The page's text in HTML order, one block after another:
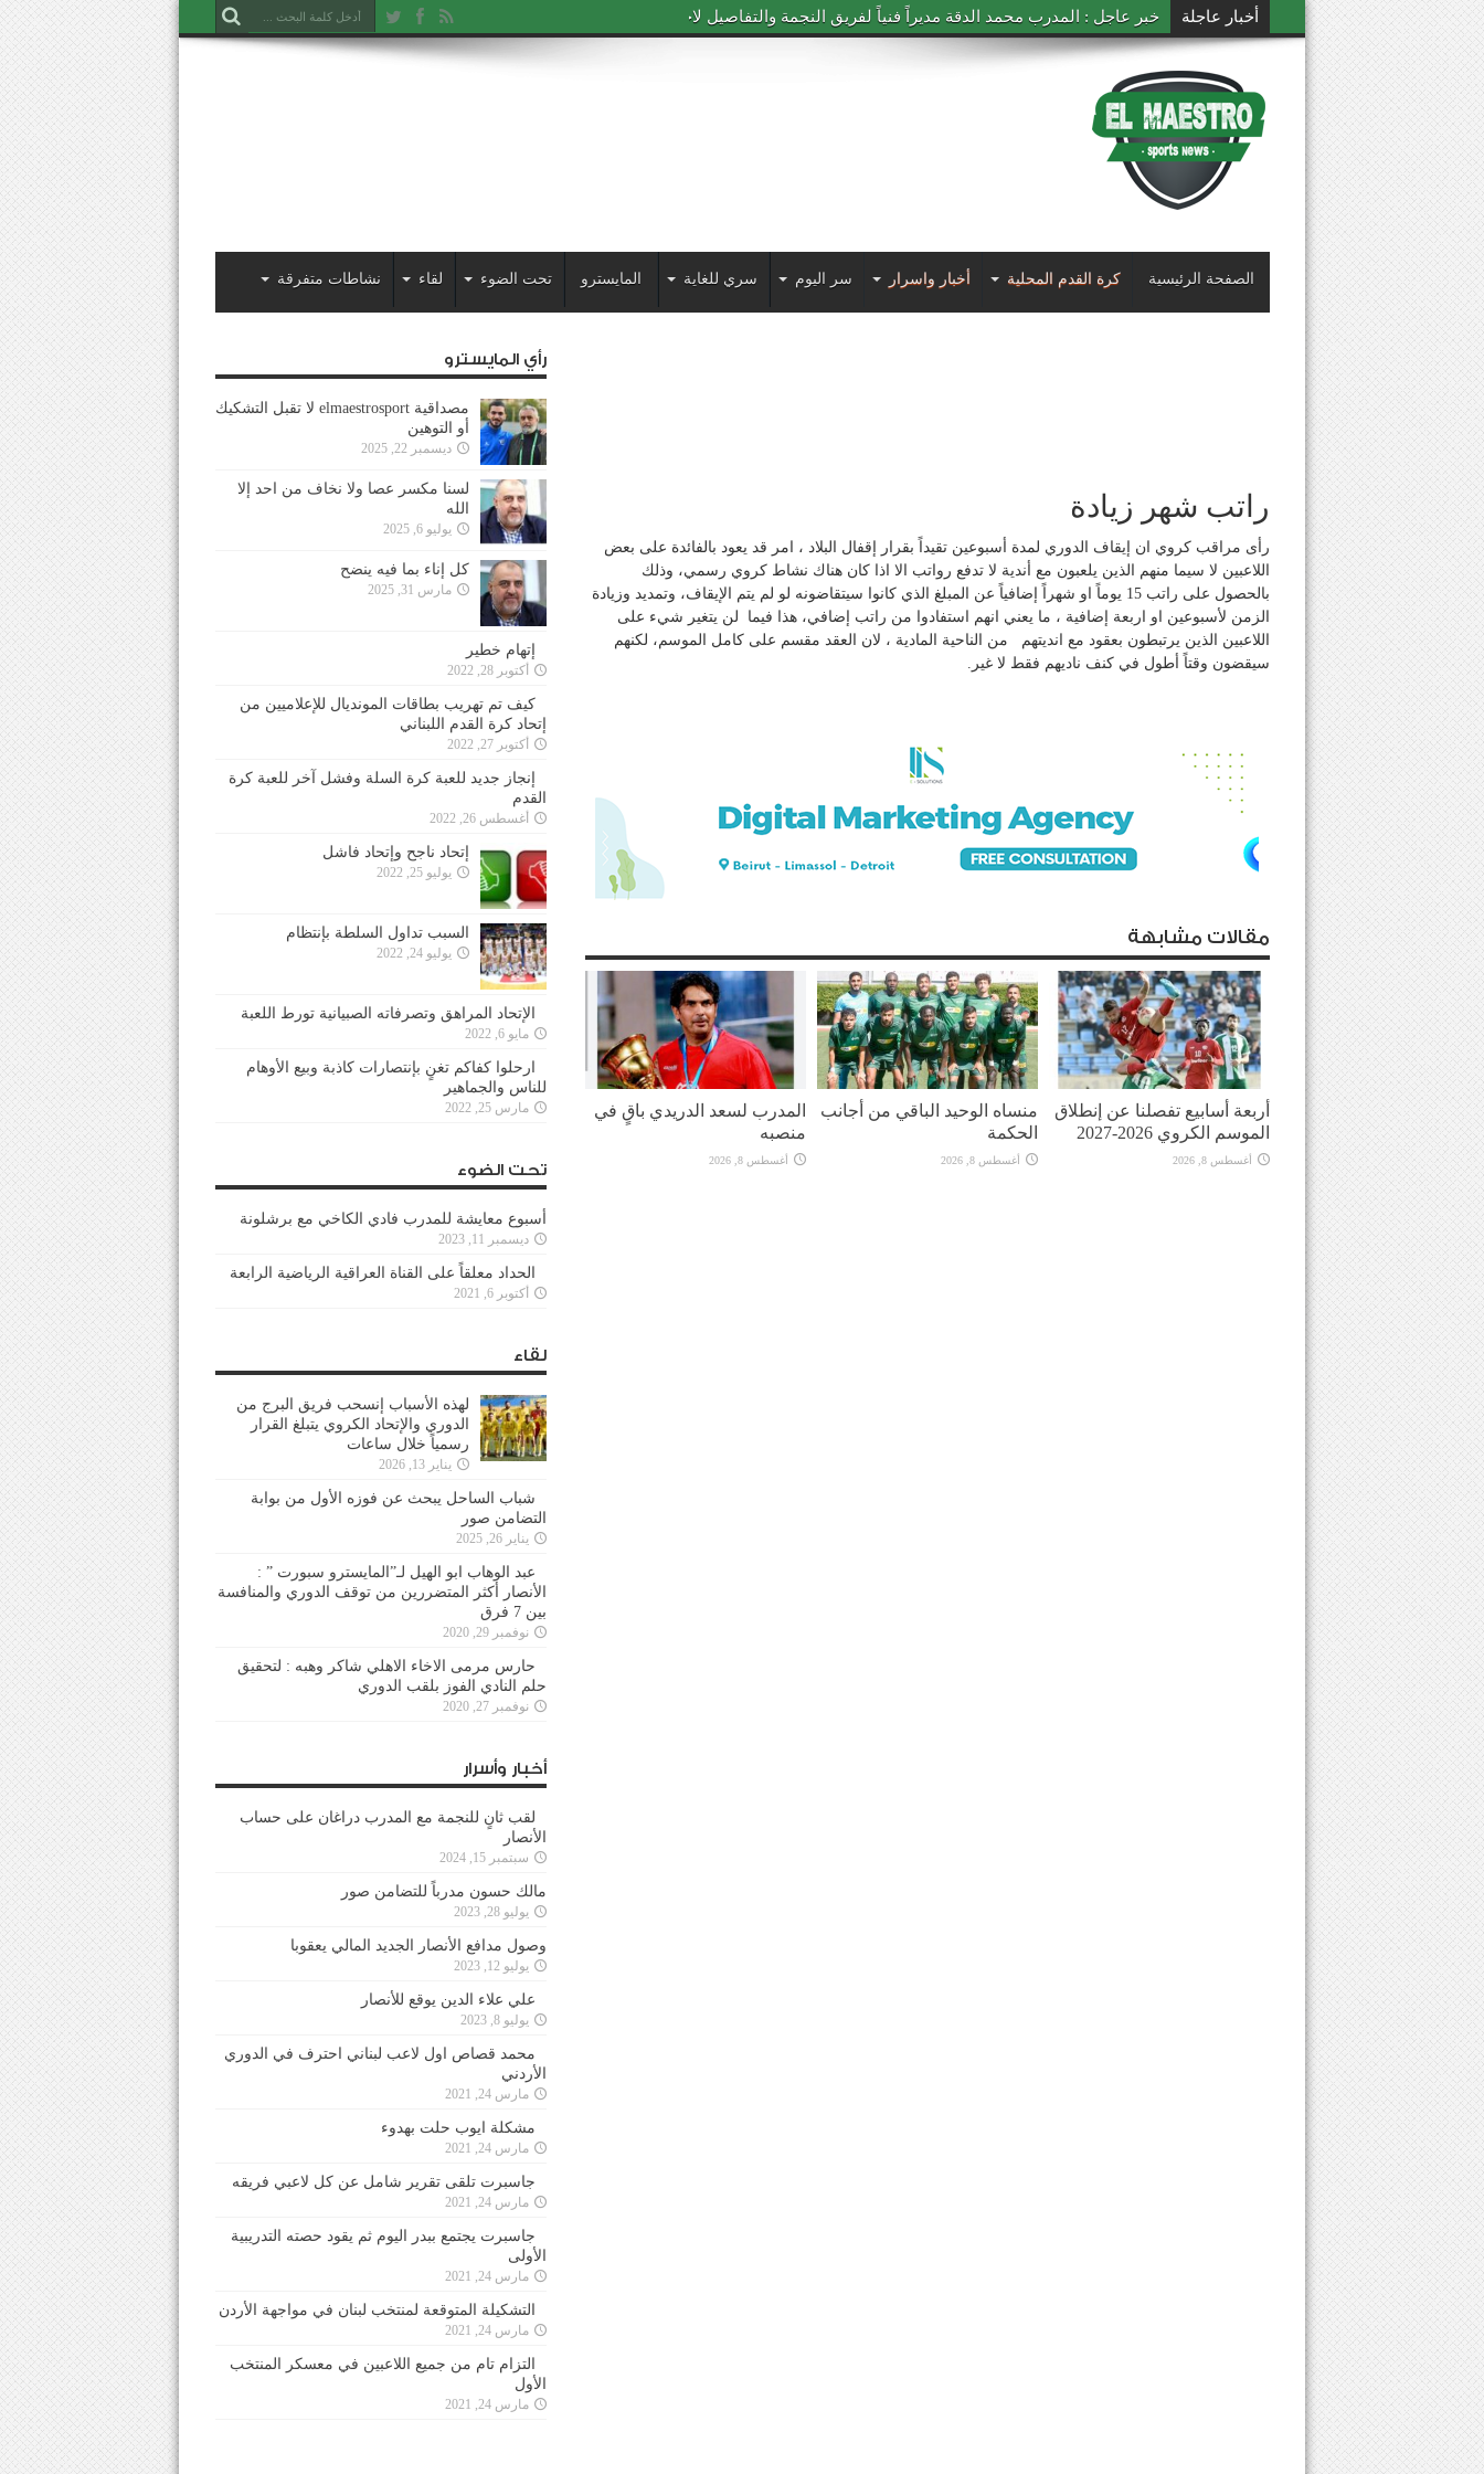
أخبار عاجلة خبر عاجل : المدرب محمد الدقة مديراً فنياً لفريق النجمة والتفاصيل لاحقاً
الصفحة الرئيسية كرة القدم المحلية أخبار واسرار سر اليوم سري للغاية المايسترو تحت الضوء لقاء نشاطات متفرقة
راتب شهر زيادة
رأى مراقب كروي ان إيقاف الدوري لمدة أسبوعين تقيداً بقرار إقفال البلاد ، امر قد يعود بالفائدة على بعض
اللاعبين لا سيما منهم الذين يلعبون مع أندية لا تدفع رواتب الا اذا كان هناك نشاط كروي رسمي، وذلك
بالحصول على راتب 15 يوماً او شهراً إضافياً عن المبلغ الذي كانوا سيتقاضونه لو لم يتم الإيقاف، وتمديد وزيادة
الزمن لأسبوعين او اربعة إضافية ، ما يعني انهم استفادوا من راتب إضافي، هذا فيما لن يتغير شيء على
اللاعبين الذين يرتبطون بعقود مع انديتهم من الناحية المادية ، لان العقد مقسم على كامل الموسم، لكنهم
سيقضون وقتاً أطول في كنف ناديهم فقط لا غير.
مقالات مشابهة
أربعة أسابيع تفصلنا عن إنطلاق
الموسم الكروي 2026-2027
أغسطس 8, 2026
منساه الوحيد الباقي من أجانب
الحكمة
أغسطس 8, 2026
المدرب لسعد الدريدي باقٍ في
منصبه
أغسطس 8, 2026
رأي المايسترو
مصداقية elmaestrosport لا تقبل التشكيك
أو التوهين
ديسمبر 22, 2025
لسنا مكسر عصا ولا نخاف من احد إلا
الله
يوليو 6, 2025
كل إناء بما فيه ينضح
مارس 31, 2025
إتهام خطير
أكتوبر 28, 2022
كيف تم تهريب بطاقات المونديال للإعلاميين من
إتحاد كرة القدم اللبناني
أكتوبر 27, 2022
إنجاز جديد للعبة كرة السلة وفشل آخر للعبة كرة
القدم
أغسطس 26, 2022
إتحاد ناجح وإتحاد فاشل
يوليو 25, 2022
السبب تداول السلطة بإنتظام
يوليو 24, 2022
الإتحاد المراهق وتصرفاته الصبيانية تورط اللعبة
مايو 6, 2022
ارحلوا كفاكم تغنٍ بإنتصارات كاذبة وبيع الأوهام
للناس والجماهير
مارس 25, 2022
تحت الضوء
أسبوع معايشة للمدرب فادي الكاخي مع برشلونة
ديسمبر 11, 2023
الحداد معلقاً على القناة العراقية الرياضية الرابعة
أكتوبر 6, 2021
لقاء
لهذه الأسباب إنسحب فريق البرج من
الدوري والإتحاد الكروي يتبلغ القرار
رسمياً خلال ساعات
يناير 13, 2026
شباب الساحل يبحث عن فوزه الأول من بوابة
التضامن صور
يناير 26, 2025
عبد الوهاب ابو الهيل لـ”المايسترو سبورت ” :
الأنصار أكثر المتضررين من توقف الدوري والمنافسة
بين 7 فرق
نوفمبر 29, 2020
حارس مرمى الاخاء الاهلي شاكر وهبه : لتحقيق
حلم النادي الفوز بلقب الدوري
نوفمبر 27, 2020
أخبار وأسرار
لقب ثانٍ للنجمة مع المدرب دراغان على حساب
الأنصار
سبتمبر 15, 2024
مالك حسون مدرباً للتضامن صور
يوليو 28, 2023
وصول مدافع الأنصار الجديد المالي يعقوبا
يوليو 12, 2023
علي علاء الدين يوقع للأنصار
يوليو 8, 2023
محمد قصاص اول لاعب لبناني احترف في الدوري
الأردني
مارس 24, 2021
مشكلة ايوب حلت بهدوء
مارس 24, 2021
جاسبرت تلقى تقرير شامل عن كل لاعبي فريقه
مارس 24, 2021
جاسبرت يجتمع ببدر اليوم ثم يقود حصته التدريبية
الأولى
مارس 24, 2021
التشكيلة المتوقعة لمنتخب لبنان في مواجهة الأردن
مارس 24, 2021
التزام تام من جميع اللاعبين في معسكر المنتخب
الأول
مارس 24, 2021